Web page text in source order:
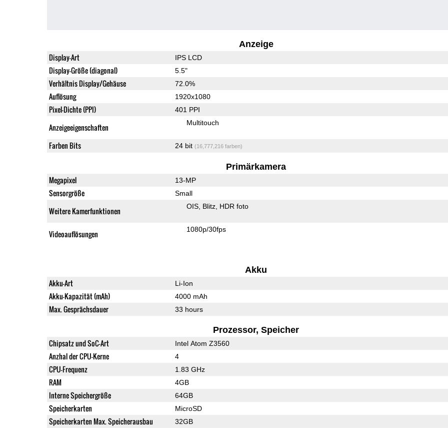
Anzeige
Display-Art IPS LCD
Display-Größe (diagonal) 5.5"
Verhältnis Display/Gehäuse 72.0%
Auflösung 1920x1080
Pixel-Dichte (PPI) 401 PPI
Anzeigeeigenschaften Multitouch
Farben Bits 24 bit (16,777,216 farben)
Primärkamera
Megapixel 13-MP
Sensorgröße Small
Weitere Kamerfunktionen OIS Blitz HDR foto
Videoauflösungen 1080p/30fps
Akku
Akku-Art Li-Ion
Akku-Kapazität (mAh) 4000 mAh
Max. Gesprächsdauer 33 hours
Prozessor, Speicher
Chipsatz und SoC-Art Intel Atom Z3560
Anzhal der CPU-Kerne 4
CPU-Frequenz 1.83 GHz
RAM 4GB
Interne Speichergröße 64GB
Speicherkarten MicroSD
Speicherkarten Max. Speicherausbau 32GB